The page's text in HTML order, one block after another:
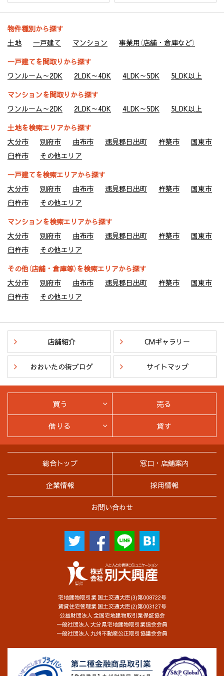
(2) 他の宅建・不動産管理業者。
賃貸管理運営会社等。
(4) 賃料収納に関する大分銀行などの金融機関等
４．個人情報を共同利用する場合
当社は下記のとおりお客様の個人情報を共同利用いたします。
なお、共同利用させていただくにあたっては、公正競争の確保
に十分配慮いたします。
〔共同して利用するお客様情報〕
・お客様基本情報（氏名、住所、電話番号、メールアドレス等）
・新しく居住される物件に関する情報（所在地、賃料、設備等）
・法務局から取得する全部事項証明書
・株式会社マネージメント保証
・株式会社シティ開発
〔共同利用する者の利用目的〕
に関連する業務
・リフォーム等のご案内
・株式会社別大興産
５．本人が個人情報を与えることの任意性及び当該情報を与え
なかった場合に本人に生じる結果
取引の相手方との契約書等で個人情報を利用（1項(1)～(9)）させ
とがあります。
６．個人情報に関するお客様の権利
お客様は当社に対し、当社が保有するお客様の個人情報の開示
請求をすることができます。また、万が一当社の保有するお客
様の個人情報に関し誤りがあった場合には、お客様の求めによ
は、下記お問い合わせ窓口にお尋ね下さい。
７．本人が容易に認識できない方法によって個人情報を取得す
当社は、お客様個々のニーズに合わせてウェブサイトをカスタ
客様が、よりご満足いただけるよう改良したりするため、クッ
８．安全管理措置
(1) 個人情報の取り扱いに係る規程の整備
・個人情報の取得、利用、保存、提供、削除、廃棄等のすべて
の局面における取り扱い方法や従業者の役割を、各種規程に定
・個人情報の取り扱いに関する個人情報保護管理者を設置して
・個人情報の取り扱いにおいて従業者に付与する権限、範囲を
明確にしたうえで、点検を実施し、法令違反や漏えいなどの問
題発生時の報告体制を整備しています。
・個人情報の取り扱いに関する内部監査や第三者認証監査を定
期的に行い、問題点が確認された場合は是正措置を講じます。
個人情報保護の必要性を理解させるため、定期的な教育を実施
物件種別から探す
土地
一戸建て マンション
事業用（店舗・倉庫など）
一戸建てを間取りから探す
ワンルーム～2DK
2LDK～4DK 4LDK～5DK
5LDK以上
マンションを間取りから探す
ワンルーム～2DK
2LDK～4DK 4LDK～5DK
5LDK以上
土地を検索エリアから探す
大分市
別府市 由布市 速見郡日出町 杵築市
国東市
臼杵市
その他エリア
一戸建てを検索エリアから探す
大分市
別府市 由布市 速見郡日出町 杵築市
国東市
臼杵市
その他エリア
マンションを検索エリアから探す
大分市
別府市 由布市 速見郡日出町 杵築市
国東市
臼杵市
その他エリア
その他（店舗・倉庫等）を検索エリアから探す
大分市
別府市 由布市 速見郡日出町 杵築市
国東市
臼杵市
その他エリア
店舗紹介 CMギャラリー
おおいたの街ブログ サイトマップ
宅地建物取引業 国土交通大臣(3)第008722号
賃貸住宅管理業 国土交通大臣(2)第003127号
公益財団法人 全国宅地建物取引業保証協会
一般社団法人 大分県宅地建物取引業協会会員
一般社団法人 九州不動産公正取引協議会会員
総合トップ 窓口・店舗案内
企業情報 採用情報
お問い合わせ
買う
売る
借りる
貸す